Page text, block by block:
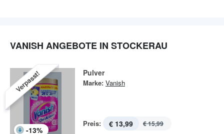
VANISH ANGEBOTE IN STOCKERAU
Verpasst!
-13%
Pulver
Marke: Vanish
Preis: € 13,99 € 15,99